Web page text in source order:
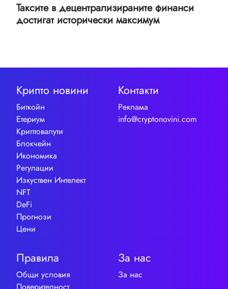
Таксите в децентрализираните финанси
достигат исторически максимум
Крипто новини
Биткойн
Етериум
Криптовалути
Блокчейн
Икономика
Регулации
Изкуствен Интелект
NFT
DeFi
Прогнози
Цени
Контакти
Реклама
info@cryptonovini.com
Правила
Общи условия
За нас
За нас